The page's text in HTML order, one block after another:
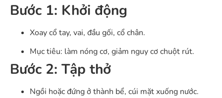
Bước 1: Khởi động
Xoay cổ tay, vai, đầu gối, cổ chân.
Mục tiêu: làm nóng cơ, giảm nguy cơ chuột rút.
Bước 2: Tập thở
Ngồi hoặc đứng ở thành bể, cúi mặt xuống nước.